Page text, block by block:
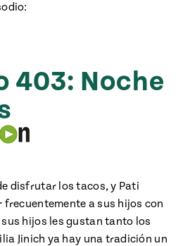
403: Noche
disfrutar los tacos, y Pati
a sus hijos con
hijos les gustan tanto los
Jinich ya hay una tradición un